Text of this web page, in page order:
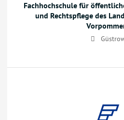
Fachhochschule für
und Rechtspflege des